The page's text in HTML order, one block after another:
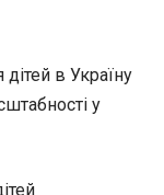
в Україну
у